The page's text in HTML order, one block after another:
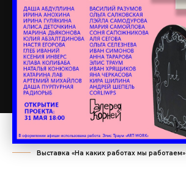
Выставка «На каких работах мы работаем»